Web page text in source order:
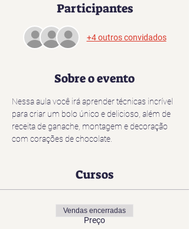
Participantes
+4 outros convidados
Sobre o evento
Nessa aula você irá aprender técnicas incrível
para criar um bolo único e delicioso, além de
receita de ganache, montagem e decoração
com corações de chocolate.
Cursos
Preço
Vendas encerradas